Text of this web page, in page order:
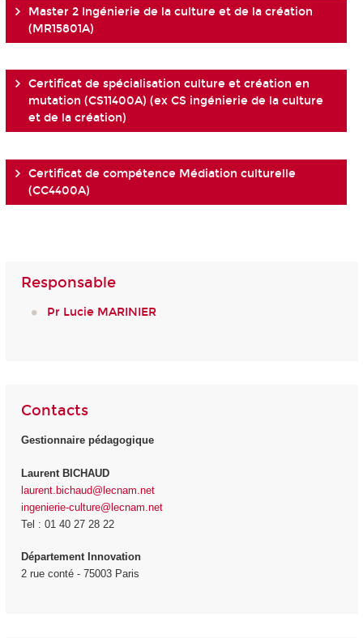
Master 2 Ingénierie de la culture et de la création
(MR15801A)
Certificat de spécialisation culture et création en
mutation (CS11400A) (ex CS ingénierie de la culture
et de la création)
Certificat de compétence Médiation culturelle
(CC4400A)
Responsable
Pr Lucie MARINIER
Contacts
Gestionnaire pédagogique
Laurent BICHAUD
laurent.bichaud@lecnam.net
ingenierie-culture@lecnam.net
Tel : 01 40 27 28 22
Département Innovation
2 rue conté - 75003 Paris